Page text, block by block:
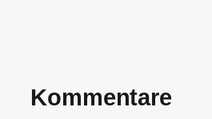
Kommentare